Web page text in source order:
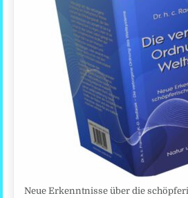
Neue Erkenntnisse über die